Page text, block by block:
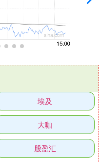
埃及
大咖
股盈汇